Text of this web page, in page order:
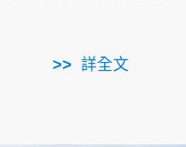
詳全文